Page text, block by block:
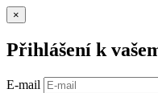
×
Přihlášení k
E-mail